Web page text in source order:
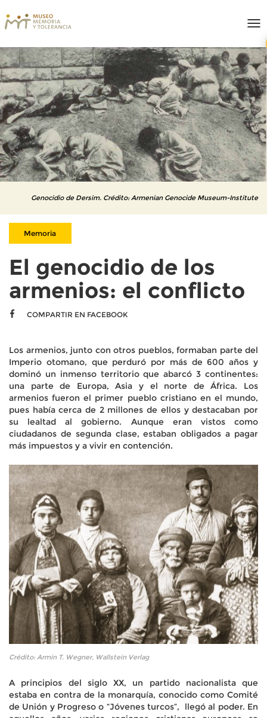
Genocidio de Dersim. Crédito: Armenian Genocide Museum-Institute
Memoria
El genocidio de los
armenios: el conflicto
COMPARTIR EN FACEBOOK
Los armenios, junto con otros pueblos, formaban parte del
Imperio otomano, que perduró por más de 600 años y
dominó un inmenso territorio que abarcó 3 continentes:
una parte de Europa, Asia y el norte de África. Los
armenios fueron el primer pueblo cristiano en el mundo,
pues había cerca de 2 millones de ellos y destacaban por
su lealtad al gobierno. Aunque eran vistos como
ciudadanos de segunda clase, estaban obligados a pagar
más impuestos y a vivir en contención.
Crédito: Armin T. Wegner, Wallstein Verlag
A principios del siglo XX, un partido nacionalista que
estaba en contra de la monarquía, conocido como Comité
de Unión y Progreso o “Jóvenes turcos”, llegó al poder. En